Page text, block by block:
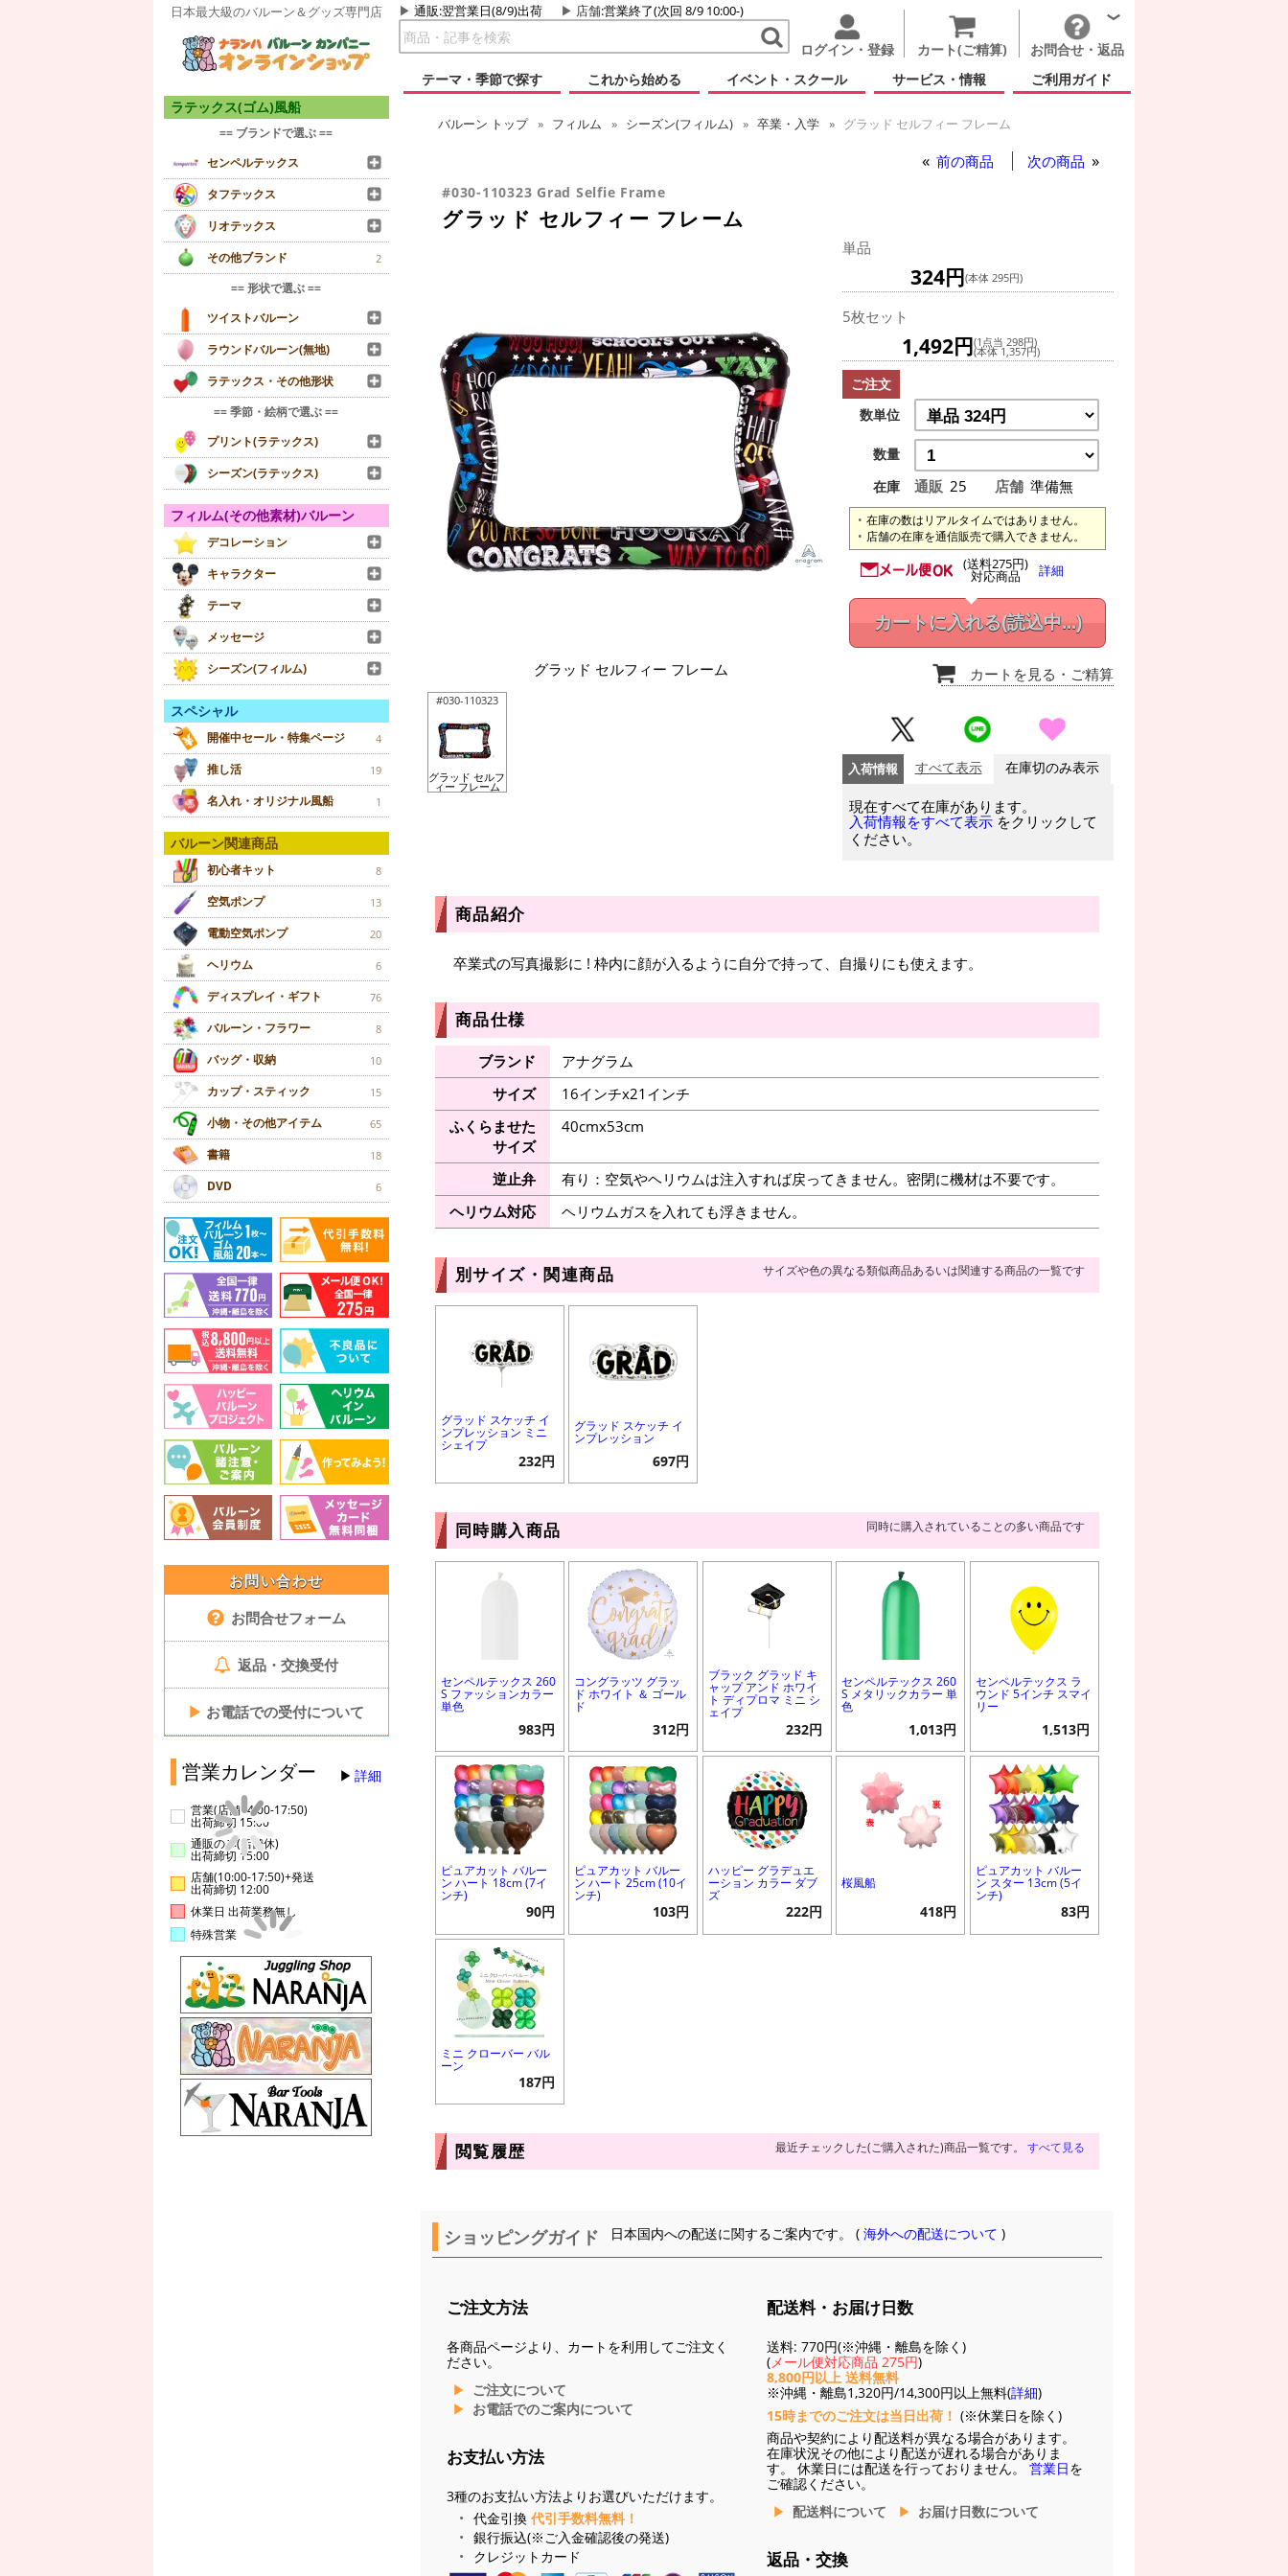
日本最大級のバルーン＆グッズ専門店 通販:翌営業日(8/9)出荷 店舗:営業終了(次回 8/9 10:00-)
ログイン・登録 カート(ご精算)
お問合せ・返品
テーマ・季節で探す
これから始める イベント・スクール サービス・情報 ご利用ガイド
ラテックス(ゴム)風船
== ブランドで選ぶ ==
センペルテックス
タフテックス
リオテックス
その他ブランド
2
== 形状で選ぶ ==
ツイストバルーン
ラウンドバルーン(無地)
ラテックス・その他形状
== 季節・絵柄で選ぶ ==
プリント(ラテックス)
シーズン(ラテックス)
フィルム(その他素材)バルーン
デコレーション
キャラクター
テーマ
メッセージ
シーズン(フィルム)
スペシャル
開催中セール・特集ページ 4
推し活 19
名入れ・オリジナル風船 1
バルーン関連商品
初心者キット 8
空気ポンプ 13
電動空気ポンプ 20
ヘリウム 6
ディスプレイ・ギフト 76
バルーン・フラワー 8
バッグ・収納 10
カップ・スティック 15
小物・その他アイテム 65
書籍 18
DVD 6
お問い合わせ
お問合せフォーム
返品・交換受付
▶ お電話での受付について
営業カレンダー 詳細
営業(店舗14:00-17:50)
出荷締切 15:00
通販のみ(店舗休)
出荷締切 15:00
店舗(10:00-17:50)+発送
出荷締切 12:00
休業日 出荷業務無し
特殊営業
バルーン トップ フィルム シーズン(フィルム) 卒業・入学 グラッド セルフィー フレーム
前の商品 次の商品
#030-110323 Grad Selfie Frame
グラッド セルフィー フレーム
グラッド セルフィー フレーム
#030-110323
グラッド セルフ
ィー フレーム
単品
324円(本体 295円)
5枚セット
1,492円(1点当 298円)
(本体 1,357円)
ご注文
数単位
数量
在庫
通販 25 店舗 準備無
在庫の数はリアルタイムではありません。
店舗の在庫を通信販売で購入できません。
(送料275円)
対応商品 詳細
カートに入れる(読込中...)
カートを見る ・ご精算
入荷情報 すべて表示 在庫切のみ表示
現在すべて在庫があります。
入荷情報をすべて表示 をクリックして
ください。
商品紹介
卒業式の写真撮影に ! 枠内に顔が入るように自分で持って、自撮りにも使えます。
商品仕様
ブランド
アナグラム
サイズ
16インチx21インチ
ふくらませた
サイズ
40cmx53cm
逆止弁
有り：空気やヘリウムは注入すれば戻ってきません。密閉に機材は不要です。
ヘリウム対応
ヘリウムガスを入れても浮きません。
別サイズ・関連商品 サイズや色の異なる類似商品あるいは関連する商品の一覧です
グラッド スケッチ イ
ンプレッション ミニ
シェイプ
232円
グラッド スケッチ イ
ンプレッション
697円
同時購入商品 同時に購入されていることの多い商品です
センペルテックス 260
S ファッションカラー
単色
983円
コングラッツ グラッ
ド ホワイト ＆ ゴール
ド
312円
ブラック グラッド キ
ャップ アンド ホワイ
ト ディプロマ ミニ シ
ェイプ
232円
センペルテックス 260
S メタリックカラー 単
色
1,013円
センペルテックス ラ
ウンド 5インチ スマイ
リー
1,513円
ピュアカット バルー
ン ハート 18cm (7イ
ンチ)
90円
ピュアカット バルー
ン ハート 25cm (10イ
ンチ)
103円
ハッピー グラデュエ
ーション カラー ダブ
ズ
222円
桜風船
418円
ピュアカット バルー
ン スター 13cm (5イ
ンチ)
83円
ミニ クローバー バル
ーン
187円
閲覧履歴 最近チェックした(ご購入された)商品一覧です。 すべて見る
ショッピングガイド 日本国内への配送に関するご案内です。 (海外への配送について )
ご注文方法
各商品ページより、カートを利用してご注文く
ださい。
ご注文について
お電話でのご案内について
お支払い方法
3種のお支払い方法よりお選びいただけます。
代金引換 代引手数料無料！
銀行振込(※ご入金確認後の発送)
クレジットカード
配送料・お届け日数
送料: 770円(※沖縄・離島を除く)
(メール便対応商品 275円)
8,800円以上 送料無料
※沖縄・離島1,320円/14,300円以上無料(詳細)
15時までのご注文は当日出荷！ (※休業日を除く)
商品や契約により配送料が異なる場合があります。
在庫状況その他により配送が遅れる場合がありま
す。 休業日には配送を行っておりません。 営業日を
ご確認ください。
配送料について
お届け日数について
返品・交換